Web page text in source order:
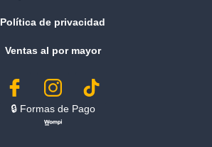
Política de privacidad
Ventas al por mayor
🔒︎ Formas de Pago